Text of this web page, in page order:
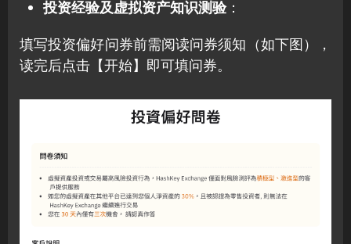
投资经验及虚拟资产知识测验：
填写投资偏好问券前需阅读问券须知（如下图），
读完后点击【开始】即可填问券。